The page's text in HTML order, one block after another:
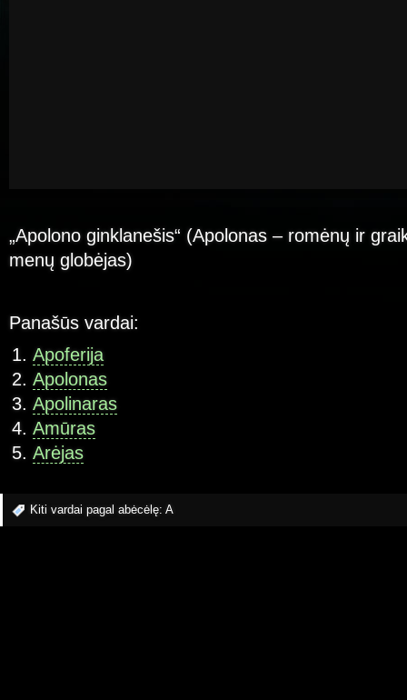
„Apolono ginklanešis“ (Apolonas – romėnų ir
menų globėjas)
Panašūs vardai:
Apoferija
Apolonas
Apolinaras
Amūras
Arėjas
Kiti vardai pagal abėcėlę: A